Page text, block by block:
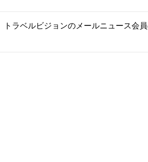
トラベルビジョンのメールニュース会